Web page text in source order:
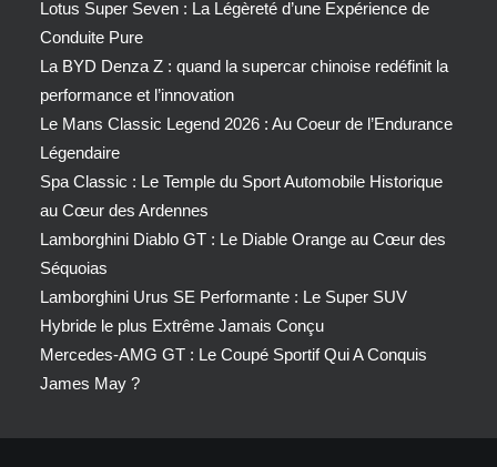
Lotus Super Seven : La Légèreté d’une Expérience de
Conduite Pure
La BYD Denza Z : quand la supercar chinoise redéfinit la
performance et l’innovation
Le Mans Classic Legend 2026 : Au Coeur de l’Endurance
Légendaire
Spa Classic : Le Temple du Sport Automobile Historique
au Cœur des Ardennes
Lamborghini Diablo GT : Le Diable Orange au Cœur des
Séquoias
Lamborghini Urus SE Performante : Le Super SUV
Hybride le plus Extrême Jamais Conçu
Mercedes-AMG GT : Le Coupé Sportif Qui A Conquis
James May ?